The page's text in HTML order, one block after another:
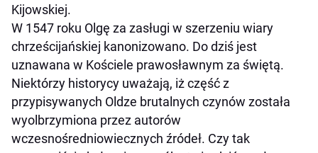
Kijowskiej.
W 1547 roku Olgę za zasługi w szerzeniu wiary
chrześcijańskiej kanonizowano. Do dziś jest
uznawana w Kościele prawosławnym za świętą.
Niektórzy historycy uważają, iż część z
przypisywanych Oldze brutalnych czynów została
wyolbrzymiona przez autorów
wczesnośredniowiecznych źródeł. Czy tak